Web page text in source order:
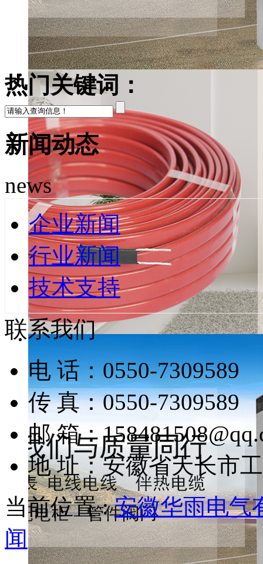
热门关键词：
新闻动态
news
企业新闻
行业新闻
技术支持
联系我们
电 话：0550-7309589
传 真：0550-7309589
邮 箱：
地 址：安徽省天长市
当前位置 :安徽华雨电气
闻